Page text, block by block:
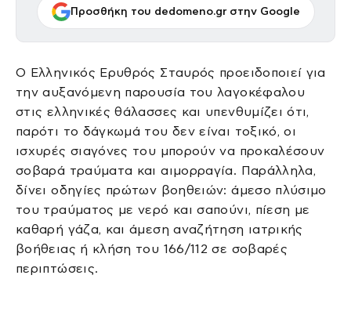
Προσθήκη του dedomeno.gr στην Google
Ο Ελληνικός Ερυθρός Σταυρός προειδοποιεί για
την αυξανόμενη παρουσία του λαγοκέφαλου
στις ελληνικές θάλασσες και υπενθυμίζει ότι,
παρότι το δάγκωμά του δεν είναι τοξικό, οι
ισχυρές σιαγόνες του μπορούν να προκαλέσουν
σοβαρά τραύματα και αιμορραγία. Παράλληλα,
δίνει οδηγίες πρώτων βοηθειών: άμεσο πλύσιμο
του τραύματος με νερό και σαπούνι, πίεση με
καθαρή γάζα, και άμεση αναζήτηση ιατρικής
βοήθειας ή κλήση του 166/112 σε σοβαρές
περιπτώσεις.